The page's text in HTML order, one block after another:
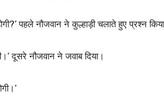
पहले नौजवान ने कुल्हाड़ी चलाते हुए प्रश्न
दूसरे नौजवान ने जवाब दिया।